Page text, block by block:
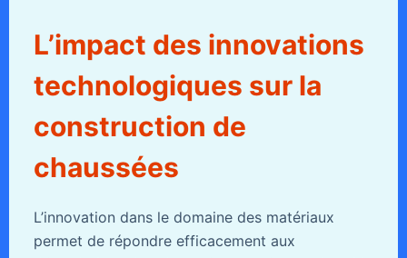
L’impact des innovations
technologiques sur la
construction de
chaussées
L’innovation dans le domaine des matériaux
permet de répondre efficacement aux